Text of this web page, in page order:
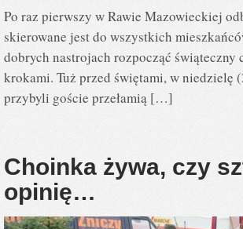
Po raz pierwszy w Rawie Mazowieckiej
skierowane jest do wszystkich
dobrych nastrojach rozpocząć
krokami. Tuż przed świętami, w niedzielę
przybyli goście przełamią […]
Choinka żywa, czy
opinię…